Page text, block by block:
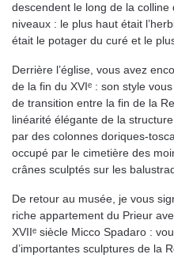
descendent le long de la
niveaux : le plus haut était
était le potager du curé et le
Derrière l’église, vous avez
de la fin du XVIᵉ : son style
de transition entre la fin de la
linéarité élégante de la
par des colonnes doriques-
occupé par le cimetière des
crânes sculptés sur les
De retour au musée, je vous
riche appartement du Prieur
XVIIᵉ siècle Micco Spadaro :
d’importantes sculptures de la